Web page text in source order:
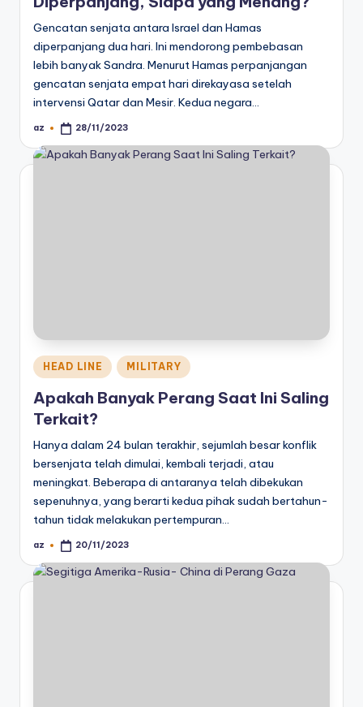
Gencatan senjata antara Israel dan Hamas
diperpanjang dua hari. Ini mendorong pembebasan
lebih banyak Sandra. Menurut Hamas perpanjangan
gencatan senjata empat hari direkayasa setelah
intervensi Qatar dan Mesir. Kedua negara…
Posted
az 28/11/2023
Posted
in
HEAD LINE MILITARY
Apakah Banyak Perang Saat Ini Saling
Terkait?
Hanya dalam 24 bulan terakhir, sejumlah besar konflik
bersenjata telah dimulai, kembali terjadi, atau
meningkat. Beberapa di antaranya telah dibekukan
sepenuhnya, yang berarti kedua pihak sudah bertahun-
tahun tidak melakukan pertempuran…
Posted
az 20/11/2023